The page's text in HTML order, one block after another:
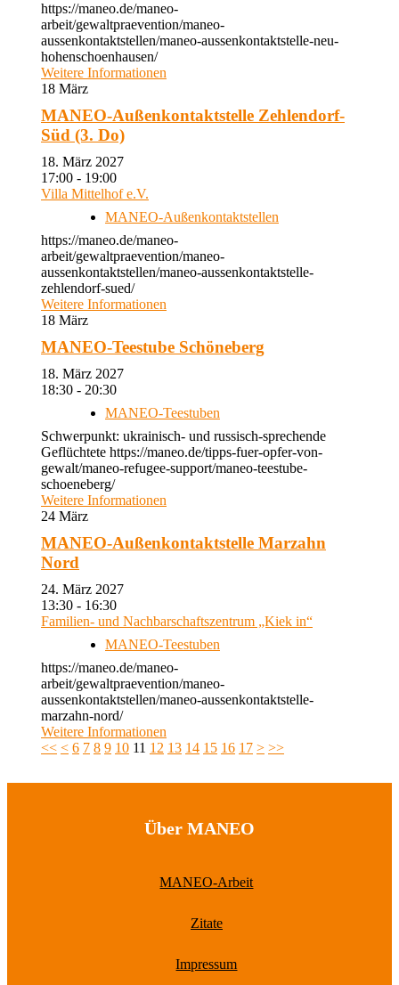
https://maneo.de/maneo-
arbeit/gewaltpraevention/maneo-
aussenkontaktstellen/maneo-aussenkontaktstelle-neu-
hohenschoenhausen/
Weitere Informationen
18 März
MANEO-Außenkontaktstelle Zehlendorf-
Süd (3. Do)
18. März 2027
17:00 - 19:00
Villa Mittelhof e.V.
MANEO-Außenkontaktstellen
https://maneo.de/maneo-
arbeit/gewaltpraevention/maneo-
aussenkontaktstellen/maneo-aussenkontaktstelle-
zehlendorf-sued/
Weitere Informationen
18 März
MANEO-Teestube Schöneberg
18. März 2027
18:30 - 20:30
MANEO-Teestuben
Schwerpunkt: ukrainisch- und russisch-sprechende
Geflüchtete https://maneo.de/tipps-fuer-opfer-von-
gewalt/maneo-refugee-support/maneo-teestube-
schoeneberg/
Weitere Informationen
24 März
MANEO-Außenkontaktstelle Marzahn
Nord
24. März 2027
13:30 - 16:30
Familien- und Nachbarschaftszentrum „Kiek in“
MANEO-Teestuben
https://maneo.de/maneo-
arbeit/gewaltpraevention/maneo-
aussenkontaktstellen/maneo-aussenkontaktstelle-
marzahn-nord/
Weitere Informationen
<< < 6 7 8 9 10 11 12 13 14 15 16 17 > >>
Über MANEO
MANEO-Arbeit
Zitate
Impressum